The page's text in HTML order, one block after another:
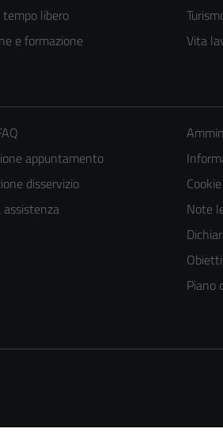
libero
e formazione
Vita
appuntamento
disservizio
assistenza
Note
Piano